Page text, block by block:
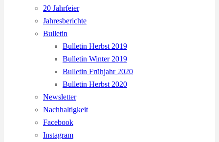
20 Jahrfeier
Jahresberichte
Bulletin
Bulletin Herbst 2019
Bulletin Winter 2019
Bulletin Frühjahr 2020
Bulletin Herbst 2020
Newsletter
Nachhaltigkeit
Facebook
Instagram